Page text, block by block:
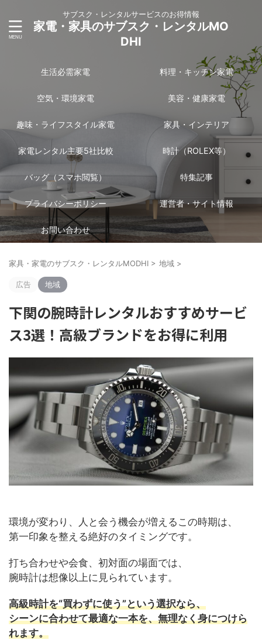
サブスク・レンタルサービスのお得情報
家電・家具のサブスク・レンタルMO
DHI
生活必需家電 料理・キッチン家電
空気・環境家電 美容・健康家電
趣味・ライフスタイル家電 家具・インテリア
家電レンタル主要5社比較 時計（ROLEX等）
バッグ（スマホ閲覧） 特集記事
プライバシーポリシー 運営者・サイト情報
お問い合わせ
家具・家電のサブスク・レンタルMODHI > 地域 >
広告 地域
下関の腕時計レンタルおすすめサービ
ス3選！高級ブランドをお得に利用
環境が変わり、人と会う機会が増えるこの時期は、
第一印象を整える絶好のタイミングです。
打ち合わせや会食、初対面の場面では、
腕時計は想像以上に見られています。
高級時計を“買わずに使う”という選択なら、
シーンに合わせて最適な一本を、無理なく身につけら
れます。